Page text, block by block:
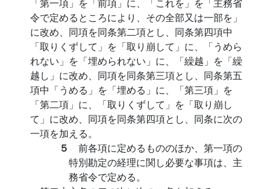
令で定めるところにより、その全部又は一部を」
に改め、同項を同条第二項とし、同条第四項中
「取りくずして」を「取り崩して」に、「うめら
れない」を「埋められない」に、「繰越」を「繰
越し」に改め、同項を同条第三項とし、同条第五
項中「うめる」を「埋める」に、「第三項」を
「第二項」に、「取りくずして」を「取り崩し
て」に改め、同項を同条第四項とし、同条に次の
一項を加える。
５ 前各項に定めるもののほか、第一項の
特別勘定の経理に関し必要な事項は、主
務省令で定める。